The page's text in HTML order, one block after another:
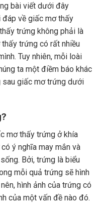
bài viết dưới đây
đáp về giấc mơ thấy
trứng không phải là
trứng có rất nhiều
Tuy nhiên, mỗi loài
ta một điềm báo khác
sau giấc mơ trứng dưới
mơ thấy trứng ở khía
ý nghĩa may mắn và
Bởi, trứng là biểu
mỗi quả trứng sẽ hình
hình ảnh của trứng có
của một vấn đề nào đó.